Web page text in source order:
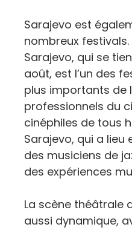
Sarajevo est
nombreux
Sarajevo, qui se
août, est l’un des
plus importants de
professionnels du
cinéphiles de tous
Sarajevo, qui a lieu
des musiciens de
des expériences
La scène théâtrale
aussi dynamique,